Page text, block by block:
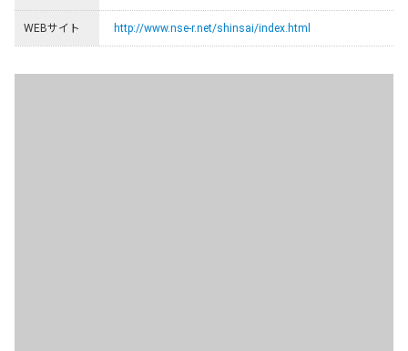
WEBサイト http://www.nse-r.net/shinsai/index.html